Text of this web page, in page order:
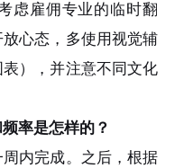
虑雇佣专业的临时翻
心态，多使用视觉辅
），并注意不同文化
率是怎样的？
内完成。之后，根据